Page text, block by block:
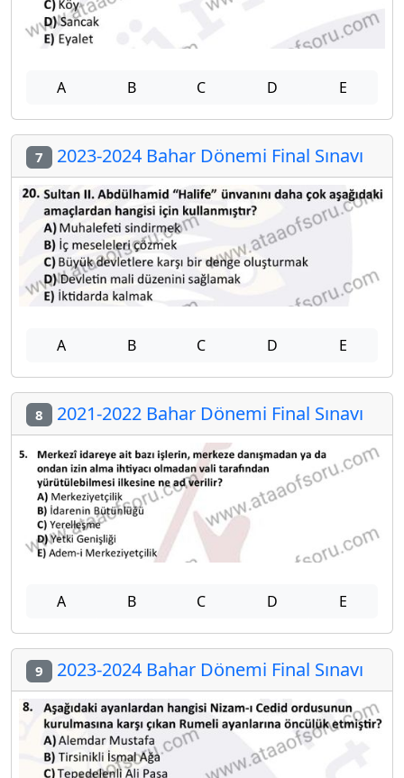
A B C D E
7 2023-2024 Bahar Dönemi Final Sınavı
A B C D E
8 2021-2022 Bahar Dönemi Final Sınavı
A B C D E
9 2023-2024 Bahar Dönemi Final Sınavı